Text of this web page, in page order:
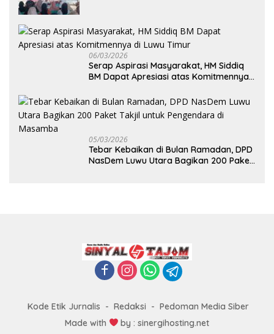
06/03/2026
Serap Aspirasi Masyarakat, HM Siddiq
BM Dapat Apresiasi atas Komitmennya
05/03/2026
Tebar Kebaikan di Bulan Ramadan, DPD
NasDem Luwu Utara Bagikan 200 Paket
Kode Etik Jurnalis Redaksi
Pedoman Media Siber
Made with
by : sinergihosting.net